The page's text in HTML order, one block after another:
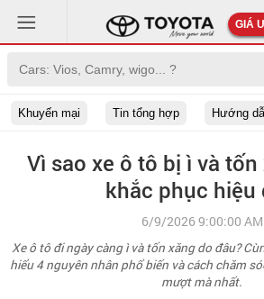
GIÁ
Khuyến mại Tin tổng hợp Hướng
Vì sao xe ô tô bị ì và tốn
khắc phục hiệu
6/9/2026 9:00:00 AM
Xe ô tô đi ngày càng ì và tốn xăng do đâu?
hiểu 4 nguyên nhân phổ biến và cách chăm
mượt mà nhất.